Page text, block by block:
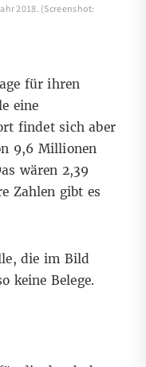
2018. (Screenshot:
für ihren
eine
findet sich aber
9,6 Millionen
wären 2,39
Zahlen gibt es
die im Bild
keine Belege.